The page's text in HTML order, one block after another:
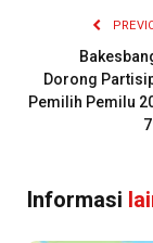
Dorong
Pemilih Pemilu
Informasi